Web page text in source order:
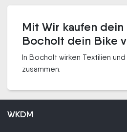
Mit Wir kaufen
Bocholt dein Bike
In Bocholt wirken Textilien
zusammen.
WKDM